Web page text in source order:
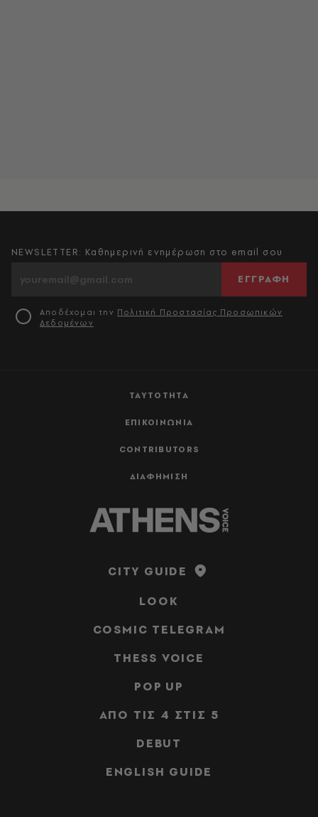
ΤΑΥΤΟΤΗΤΑ
ΕΠΙΚΟΙΝΩΝΙΑ
CONTRIBUTORS
ΔΙΑΦΗΜΙΣΗ
NEWSLETTER: Καθημερινή ενημέρωση στο email σου
ΕΓΓΡΑΦΗ
Αποδέχομαι την Πολιτική Προστασίας Προσωπικών
Δεδομένων
CITY GUIDE
LOOK
COSMIC TELEGRAM
THESS VOICE
POP UP
ΑΠΟ ΤΙΣ 4 ΣΤΙΣ 5
DEBUT
ENGLISH GUIDE